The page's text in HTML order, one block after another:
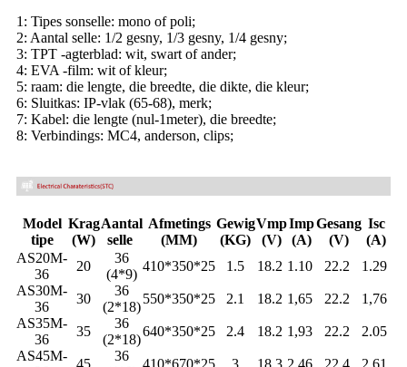
1: Tipes sonselle: mono of poli;
2: Aantal selle: 1/2 gesny, 1/3 gesny, 1/4 gesny;
3: TPT -agterblad: wit, swart of ander;
4: EVA -film: wit of kleur;
5: raam: die lengte, die breedte, die dikte, die kleur;
6: Sluitkas: IP-vlak (65-68), merk;
7: Kabel: die lengte (nul-1meter), die breedte;
8: Verbindings: MC4, anderson, clips;
Model
tipe
Krag
(W)
Aantal
selle
Afmetings
(MM)
Gewig
(KG)
Vmp
(V)
Imp
(A)
Gesang
(V)
Isc
(A)
AS20M-
36
20
36
(4*9)
410*350*25 1.5 18.2 1.10 22.2
1.29
AS30M-
36
30
36
(2*18)
550*350*25 2.1 18.2 1,65 22.2
1,76
AS35M-
36
35
36
(2*18)
640*350*25 2.4 18.2 1,93 22.2
2.05
AS45M-
45
36
410*670*25 3 18.3 2.46 22.4 2.61